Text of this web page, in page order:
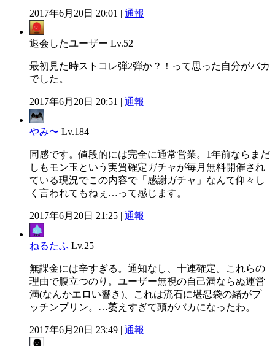
2017年6月20日 20:01 | 通報
退会したユーザー Lv.52
最初見た時ストコレ弾2弾か？！って思った自分がバカ
でした。
2017年6月20日 20:51 | 通報
やみ〜 Lv.184
同感です。値段的には完全に通常営業。1年前ならまだ
しもモン玉という実質確定ガチャが毎月無料開催され
ている現況でこの内容で「感謝ガチャ」なんて仰々し
く言われてもねぇ…って感じます。
2017年6月20日 21:25 | 通報
ねるたふ Lv.25
無課金には辛すぎる。通知なし、十連確定。これらの
理由で腹立つのり。ユーザー無視の自己満ならぬ運営
満(なんかエロい響き)、これは流石に堪忍袋の緒がプ
ッチンプリン。…萎えすぎて頭がバカになったわ。
2017年6月20日 23:49 | 通報